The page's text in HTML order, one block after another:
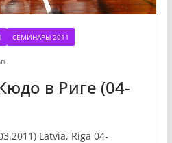
СЕМИНАРЫ 2011
в Риге (04-
Latvia, Riga 04-